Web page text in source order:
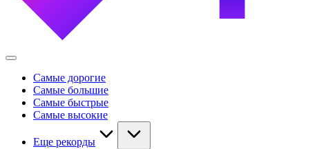
Мировые
ГиннессаСамые дорогие
Самые большие
Самые быстрые
Самые высокие
Еще рекорды